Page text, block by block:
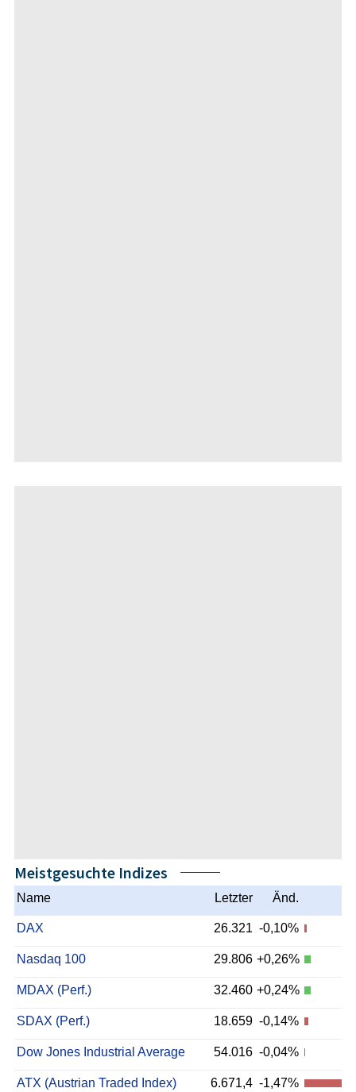
Meistgesuchte Indizes
Name Letzter Änd.
DAX 26.321 -0,10%
Nasdaq 100 29.806 +0,26%
MDAX (Perf.) 32.460 +0,24%
SDAX (Perf.) 18.659 -0,14%
Dow Jones Industrial Average 54.016 -0,04%
ATX (Austrian Traded Index) 6.671,4 -1,47%